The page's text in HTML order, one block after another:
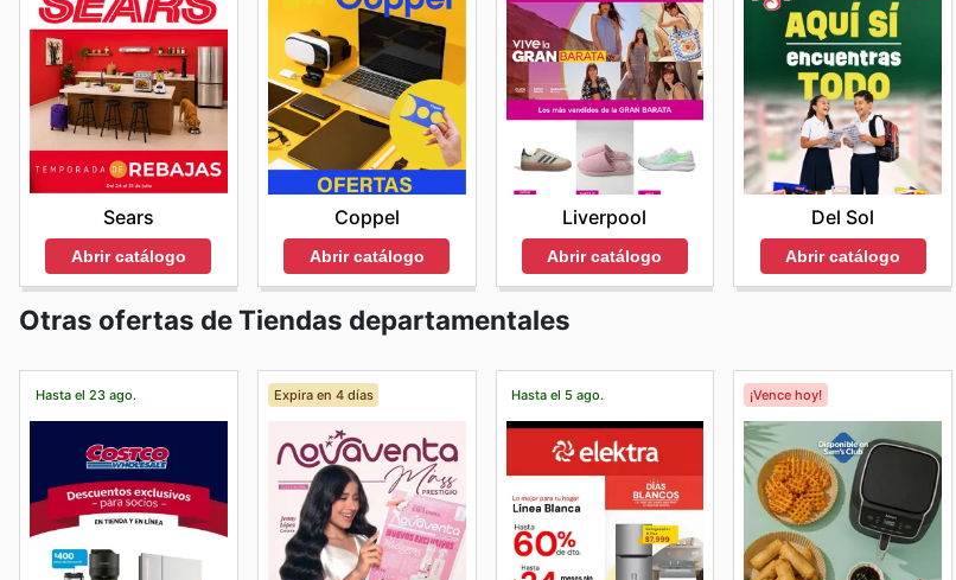
Sears
Abrir catálogo
Coppel
Abrir catálogo
Liverpool
Abrir catálogo
Del Sol
Abrir catálogo
Otras ofertas de Tiendas departamentales
Hasta el 23 ago. Expira en 4 días Hasta el 5 ago. ¡Vence hoy!